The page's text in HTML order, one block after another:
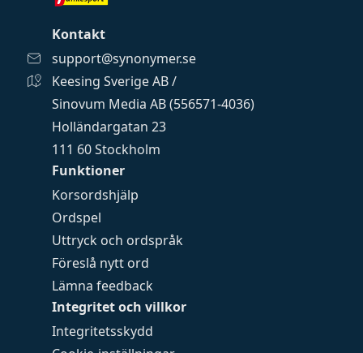
Funktioner
Korsordshjälp
Ordspel
Uttryck och ordspråk
Föreslå nytt ord
Lämna feedback
Integritet och villkor
Integritetsskydd
Kontakt
support@synonymer.se
Keesing Sverige AB /
Sinovum Media AB (556571-4036)
Holländargatan 23
111 60 Stockholm